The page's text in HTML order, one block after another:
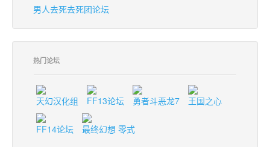
男人去死去死团论坛
热门论坛
天幻汉化组 FF13论坛 勇者斗恶龙7 王国之心
FF14论坛 最终幻想 零式